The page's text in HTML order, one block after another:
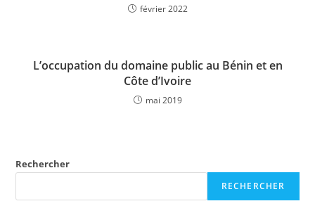
février 2022
L’occupation du domaine public au Bénin et en
Côte d’Ivoire
mai 2019
Rechercher
RECHERCHER